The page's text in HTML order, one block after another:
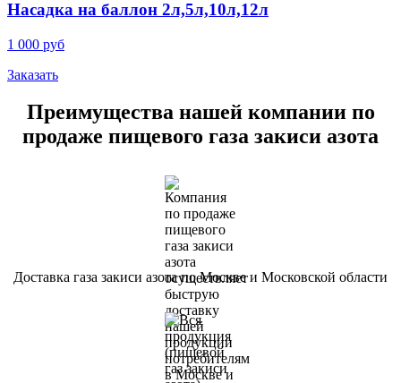
Насадка на баллон 2л,5л,10л,12л
1 000 руб
Заказать
Преимущества нашей компании по
продаже пищевого газа закиси азота
Доставка газа закиси азота по Москве и Московской области